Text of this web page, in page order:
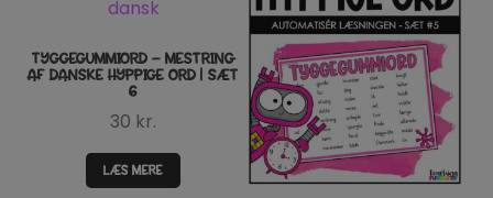
TYGGEGUMMIORD – MESTRING
AF DANSKE HYPPIGE ORD | SÆT
6
30 kr.
LÆS MERE